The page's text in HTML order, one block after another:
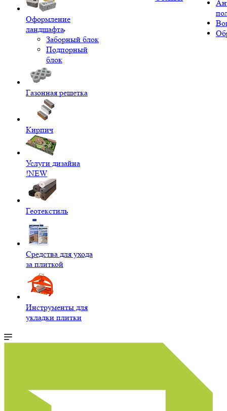
Оформление
ландшафта
Заборный блок
Подпорный
блок
Газонная решетка
Кирпич
Услуги дизайна
!NEW
Геотекстиль
Средства для ухода
за плиткой
Инструменты для
укладки плитки